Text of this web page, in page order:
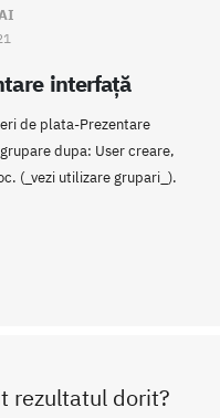
interfață
de plata-Prezentare
dupa: User creare,
(_vezi utilizare grupari_).
rezultatul dorit?